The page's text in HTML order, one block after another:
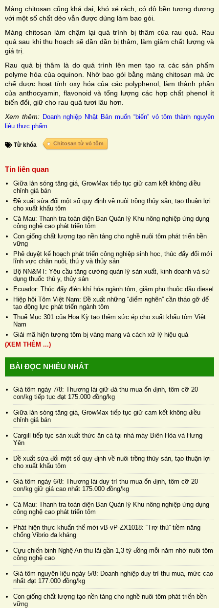
Màng chitosan cũng khá dai, khó xé rách, có độ bền tương đương
với một số chất dẻo vẫn được dùng làm bao gói.
Màng chitosan làm chậm lại quá trình bị thâm của rau quả. Rau
quả sau khi thu hoạch sẽ dần dần bị thâm, làm giảm chất lượng và
giá trị.
Rau quả bị thâm là do quá trình lên men tạo ra các sản phẩm
polyme hóa của oquinon. Nhờ bao gói bằng màng chitosan mà ức
chế được hoạt tính oxy hóa của các polyphenol, làm thành phần
của anthocyamin, flavonoid và tổng lượng các hợp chất phenol ít
biến đổi, giữ cho rau quả tươi lâu hơn.
Xem thêm: Doanh nghiệp Nhật Bản muốn “biến” vỏ tôm thành nguyên
liệu thực phẩm
Từ khóa Chitosan từ vỏ tôm
Tin liên quan
Giữa làn sóng tăng giá, GrowMax tiếp tục giữ cam kết không điều
chỉnh giá bán
Đề xuất sửa đổi một số quy định về nuôi trồng thủy sản, tạo thuận lợi
cho xuất khẩu tôm
Cà Mau: Thanh tra toàn diện Ban Quản lý Khu nông nghiệp ứng dụng
công nghệ cao phát triển tôm
Con giống chất lượng tạo nền tảng cho nghề nuôi tôm phát triển bền
vững
Phê duyệt kế hoạch phát triển công nghiệp sinh học, thúc đẩy đổi mới
lĩnh vực chăn nuôi, thú y và thủy sản
Bộ NN&MT: Yêu cầu tăng cường quản lý sản xuất, kinh doanh và sử
dụng thuốc thú y, thủy sản
Ecuador: Thúc đẩy điện khí hóa ngành tôm, giảm phụ thuộc dầu diesel
Hiệp hội Tôm Việt Nam: Đề xuất những “điểm nghẽn” cần tháo gỡ để
tạo động lực phát triển ngành tôm
Thuế Mục 301 của Hoa Kỳ tạo thêm sức ép cho xuất khẩu tôm Việt
Nam
Giải mã hiện tượng tôm bị vàng mang và cách xử lý hiệu quả
(XEM THÊM ...)
BÀI ĐỌC NHIỀU NHẤT
Giá tôm ngày 7/8: Thương lái giữ đà thu mua ổn định, tôm cỡ 20
con/kg tiếp tục đạt 175.000 đồng/kg
Giữa làn sóng tăng giá, GrowMax tiếp tục giữ cam kết không điều
chỉnh giá bán
Cargill tiếp tục sản xuất thức ăn cá tại nhà máy Biên Hòa và Hưng
Yên
Đề xuất sửa đổi một số quy định về nuôi trồng thủy sản, tạo thuận lợi
cho xuất khẩu tôm
Giá tôm ngày 6/8: Thương lái duy trì thu mua ổn định, tôm cỡ 20
con/kg giữ giá cao nhất 175.000 đồng/kg
Cà Mau: Thanh tra toàn diện Ban Quản lý Khu nông nghiệp ứng dụng
công nghệ cao phát triển tôm
Phát hiện thực khuẩn thể mới vB-vP-ZX1018: “Trợ thủ” tiềm năng
chống Vibrio đa kháng
Cựu chiến binh Nghệ An thu lãi gần 1,3 tỷ đồng mỗi năm nhờ nuôi tôm
công nghệ cao
Giá tôm nguyên liệu ngày 5/8: Doanh nghiệp duy trì thu mua, mức cao
nhất đạt 177.000 đồng/kg
Con giống chất lượng tạo nền tảng cho nghề nuôi tôm phát triển bền
vững